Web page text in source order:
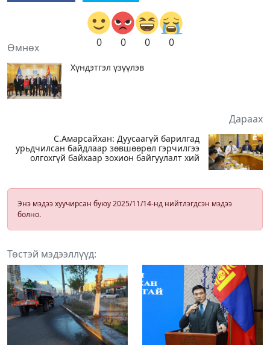
0 0 0 0
Өмнөх
Хүндэтгэл үзүүлэв
Дараах
С.Амарсайхан: Дуусаагүй барилгад
урьдчилсан байдлаар зөвшөөрөл гэрчилгээ
олгохгүй байхаар зохион байгуулалт хий
Энэ мэдээ хуучирсан буюу 2025/11/14-нд нийтлэгдсэн мэдээ
болно.
Төстэй мэдээллүүд: